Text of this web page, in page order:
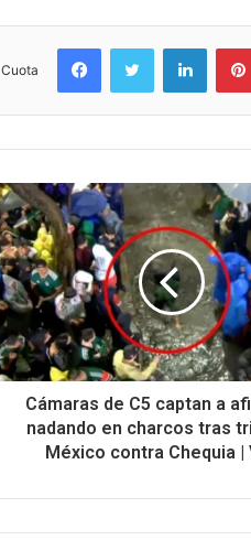
Cuota
FacebookTwitter
Cámaras de C5 captan a
nadando en charcos tras
México contra Chequia |